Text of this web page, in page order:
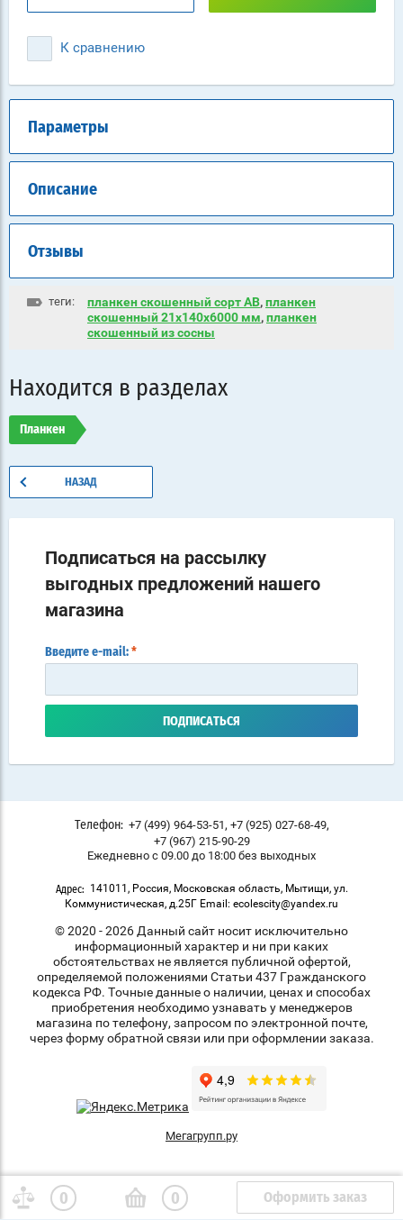
К сравнению
Параметры
Описание
Отзывы
теги: планкен скошенный сорт АВ,планкен
скошенный 21х140х6000 мм,планкен
скошенный из сосны
Находится в разделах
Планкен
НАЗАД
Оформить заказ
0
0
Подписаться на рассылку
выгодных предложений нашего
магазина
Введите e-mail: *
ПОДПИСАТЬСЯ
Телефон: +7 (499) 964-53-51, +7 (925) 027-68-49,
+7 (967) 215-90-29
Ежедневно с 09.00 до 18:00 без выходных
Адрес:
141011, Россия, Московская область, Мытищи, ул.
Коммунистическая, д.25Г Email: ecolescity@yandex.ru
© 2020 - 2026 Данный сайт носит исключительно
информационный характер и ни при каких
обстоятельствах не является публичной офертой,
определяемой положениями Статьи 437 Гражданского
кодекса РФ. Точные данные о наличии, ценах и способах
приобретения необходимо узнавать у менеджеров
магазина по телефону, запросом по электронной почте,
через форму обратной связи или при оформлении заказа.
Мегагрупп.ру